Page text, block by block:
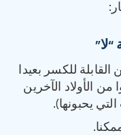
للكسر بعيدا
من الأولاد الآخرين
التي يحبونها).